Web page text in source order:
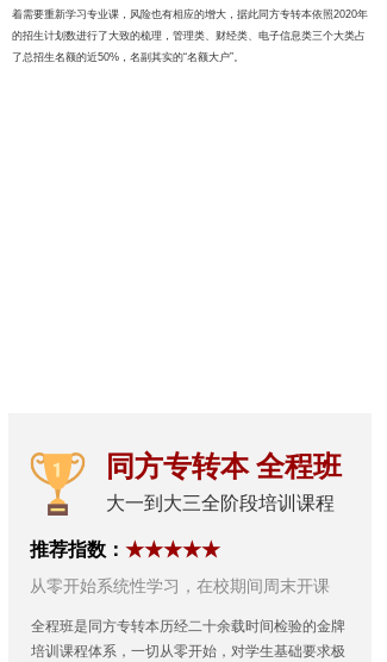
着需要重新学习专业课，风险也有相应的增大，据此同方专转本依照2020年
的招生计划数进行了大致的梳理，管理类、财经类、电子信息类三个大类占
了总招生名额的近50%，名副其实的“名额大户”。
同方专转本 全程班
大一到大三全阶段培训课程
全程班是同方专转本历经二十余载时间检验的金牌
培训课程体系，一切从零开始，对学生基础要求极
推荐指数： ★★★★★
从零开始系统性学习，在校期间周末开课